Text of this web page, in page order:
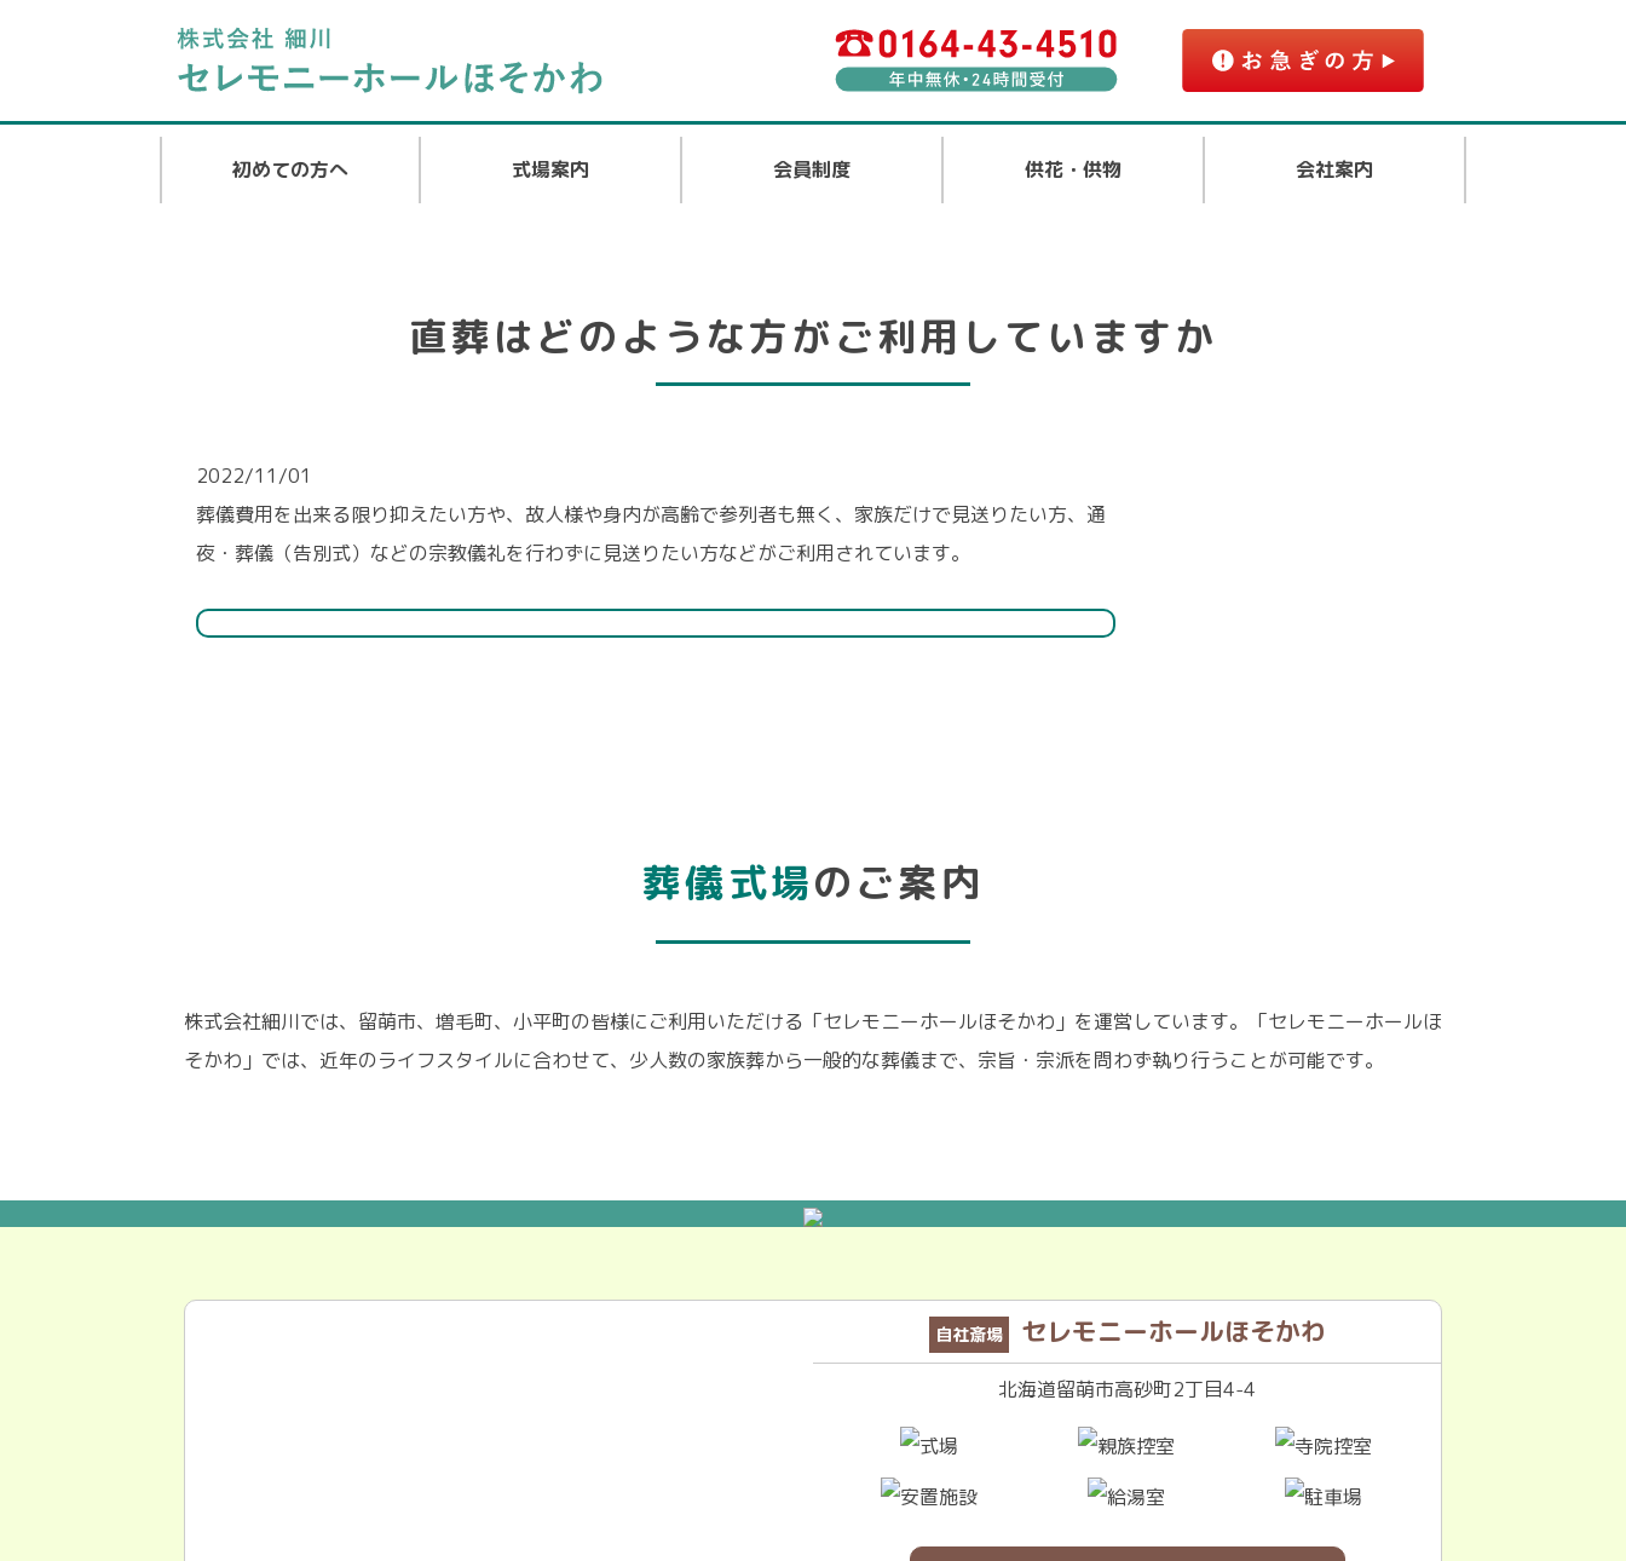
初めての方へ 式場案内 会員制度 供花・供物 会社案内
直葬はどのような方がご利用していますか
2022/11/01
葬儀費用を出来る限り抑えたい方や、故人様や身内が高齢で参列者も無く、家族だけで見送りたい方、通
夜・葬儀（告別式）などの宗教儀礼を行わずに見送りたい方などがご利用されています。
葬儀式場のご案内
株式会社細川では、留萌市、増毛町、小平町の皆様にご利用いただける「セレモニーホールほそかわ」を運営しています。「セレモニーホールほ
そかわ」では、近年のライフスタイルに合わせて、少人数の家族葬から一般的な葬儀まで、宗旨・宗派を問わず執り行うことが可能です。
自社斎場 セレモニーホールほそかわ
北海道留萌市高砂町2丁目4-4